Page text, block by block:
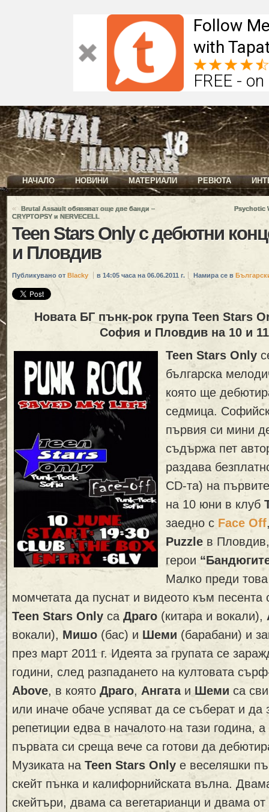
Follow
with
FREE -
НАЧАЛО НОВИНИ МАТЕРИАЛИ РЕВЮТА
«
Brutal Assault обявяват още две банди –
CRYPTOPSY и NERVECELL
Psychotic
Teen Stars Only с дебютни
и Пловдив
Публикувано от Blacky в 14:05 часа на 06.06.2011 г. Намира се в
Новата БГ пънк-рок група Teen Stars
София и Пловдив на 10 и
Teen Stars Only
българска
която ще
седмица.
първия си мини
съдържа пет
раздава
CD-та) на
на 10 юни в клуб
заедно с Face Off
Puzzle в
герои
Малко преди
момчетата да пуснат и видеото към песента
Teen Stars Only са Драго (китара и вокали),
вокали), Мишо (бас) и Шеми (барабани) и
през март 2011 г. Идеята за групата се
години, след разпадането на култовата
Above, в която Драго, Ангата иШеми са
или иначе обаче успяват да се съберат и да
репетиции едва в началото на тази година,
първата си среща вече са готови да
Музиката на Teen Stars Only е веселяшки
скейт пънка и калифорнийската вълна.
скейтъри, двама са вегетарианци и двама